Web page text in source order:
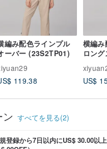
編み配色ラインプル
ーバー (23S2TP01)
119.38
横編み
ロン
US$
すべてを見る(2)
登録から7日以内にUS$ 30.00以